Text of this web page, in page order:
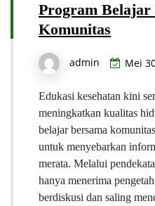
Program Belajar
Komunitas
admin Mei
Edukasi kesehatan kini
meningkatkan kualitas
belajar bersama
untuk menyebarkan
merata. Melalui
hanya menerima
berdiskusi dan saling